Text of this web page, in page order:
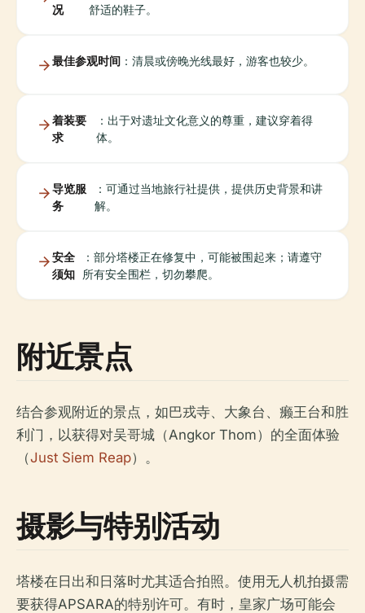
况
舒适的鞋子。
最佳参观时间 ：清晨或傍晚光线最好，游客也较少。
着装要
求
：出于对遗址文化意义的尊重，建议穿着得
体。
导览服
务
：可通过当地旅行社提供，提供历史背景和讲
解。
安全
须知
：部分塔楼正在修复中，可能被围起来；请遵守
所有安全围栏，切勿攀爬。
附近景点
结合参观附近的景点，如巴戎寺、大象台、癞王台和胜
利门，以获得对吴哥城（Angkor Thom）的全面体验
（Just Siem Reap）。
摄影与特别活动
塔楼在日出和日落时尤其适合拍照。使用无人机拍摄需
要获得APSARA的特别许可。有时，皇家广场可能会